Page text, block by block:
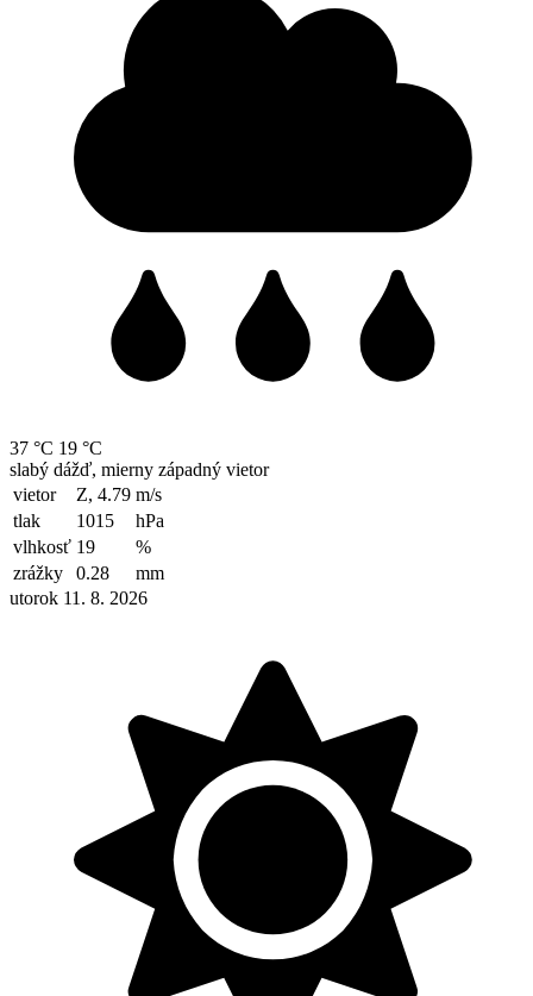
37 °C 19 °C
slabý dážď, mierny západný vietor
vietor
Z, 4.79 m/s
tlak
1015
hPa
vlhkosť 19
%
zrážky
0.28
mm
utorok 11. 8. 2026